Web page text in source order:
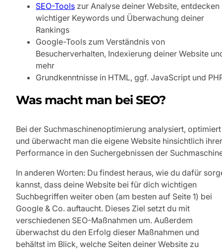
SEO-Tools zur Analyse deiner Website, entdecken
wichtiger Keywords und Überwachung deiner
Rankings
Google-Tools zum Verständnis von
Besucherverhalten, Indexierung deiner Website
mehr
Grundkenntnisse in HTML, ggf. JavaScript und
Was macht man bei SEO?
Bei der Suchmaschinenoptimierung analysiert, optimiert
und überwacht man die eigene Website hinsichtlich ihrer
Performance in den Suchergebnissen der
In anderen Worten: Du findest heraus, wie du dafür
kannst, dass deine Website bei für dich wichtigen
Suchbegriffen weiter oben (am besten auf Seite 1) bei
Google & Co. auftaucht. Dieses Ziel setzt du mit
verschiedenen SEO-Maßnahmen um. Außerdem
überwachst du den Erfolg dieser Maßnahmen und
behältst im Blick, welche Seiten deiner Website zu